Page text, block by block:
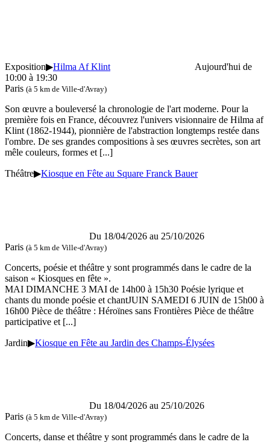
Exposition▶Hilma Af Klint
Aujourd'hui de
10:00 à 19:30
Paris (à 5 km de Ville-d'Avray)
Son œuvre a bouleversé la chronologie de l'art moderne. Pour la
première fois en France, découvrez l'univers visionnaire de Hilma af
Klint (1862-1944), pionnière de l'abstraction longtemps restée dans
l'ombre. De ses grandes compositions à ses œuvres secrètes, son art
mêle couleurs, formes et [...]
Théâtre▶Kiosque en Fête au Square Franck Bauer
Du 18/04/2026 au 25/10/2026
Paris (à 5 km de Ville-d'Avray)
Concerts, poésie et théâtre y sont programmés dans le cadre de la
saison « Kiosques en fête ».
MAI DIMANCHE 3 MAI de 14h00 à 15h30 Poésie lyrique et
chants du monde poésie et chantJUIN SAMEDI 6 JUIN de 15h00 à
16h00 Pièce de théâtre : Héroïnes sans Frontières Pièce de théâtre
participative et [...]
Jardin▶Kiosque en Fête au Jardin des Champs-Élysées
Du 18/04/2026 au 25/10/2026
Paris (à 5 km de Ville-d'Avray)
Concerts, danse et théâtre y sont programmés dans le cadre de la